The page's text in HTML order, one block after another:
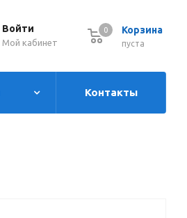
Корзина
0
пуста
0
Войти
Мой кабинет
Контакты